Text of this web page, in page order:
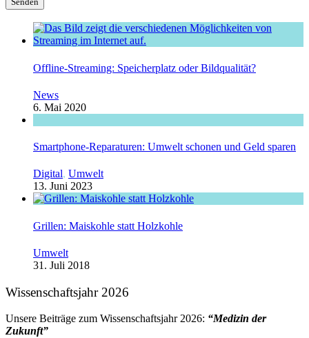
Offline-Streaming: Speicherplatz oder Bildqualität?
News
6. Mai 2020
Smartphone-Reparaturen: Umwelt schonen und Geld sparen
Digital, Umwelt
13. Juni 2023
Grillen: Maiskohle statt Holzkohle
Umwelt
31. Juli 2018
Wissenschaftsjahr 2026
Unsere Beiträge zum Wissenschaftsjahr 2026: “Medizin der
Zukunft”